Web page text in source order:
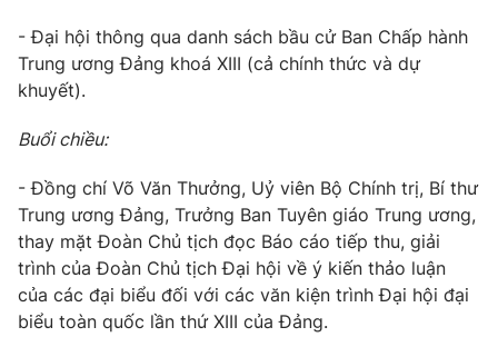
VTV Money VTV Thể thao
VTV Sức khoẻ
VTV4 Vươn mình bằng AI
VTV9 VTV8
- Đại hội thông qua danh sách bầu cử Ban Chấp hành
Trung ương Đảng khoá XIII (cả chính thức và dự
khuyết).
Buổi chiều:
- Đồng chí Võ Văn Thưởng, Uỷ viên Bộ Chính trị, Bí thư
Trung ương Đảng, Trưởng Ban Tuyên giáo Trung ương,
thay mặt Đoàn Chủ tịch đọc Báo cáo tiếp thu, giải
trình của Đoàn Chủ tịch Đại hội về ý kiến thảo luận
của các đại biểu đối với các văn kiện trình Đại hội đại
biểu toàn quốc lần thứ XIII của Đảng.